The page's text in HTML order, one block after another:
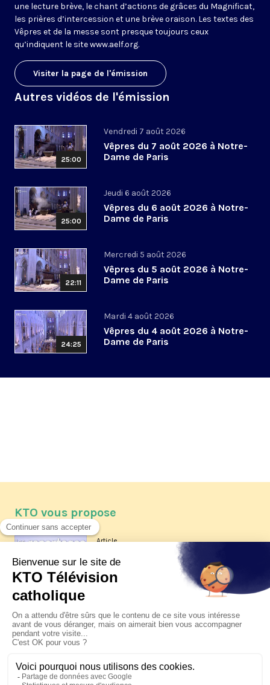
une lecture brève, le chant d’actions de grâces du Magnificat,
les prières d’intercession et une brève oraison. Les textes des
Vêpres et de la messe sont presque toujours ceux
qu’indiquent le sitewww.aelf.org.
Visiter la page de l'émission
Autres vidéos de l'émission
25:00
Vendredi 7 août 2026
Vêpres du 7 août 2026 à Notre-
Dame de Paris
25:00
Jeudi 6 août 2026
Vêpres du 6 août 2026 à Notre-
Dame de Paris
22:11
Mercredi 5 août 2026
Vêpres du 5 août 2026 à Notre-
Dame de Paris
24:25
Mardi 4 août 2026
Vêpres du 4 août 2026 à Notre-
Dame de Paris
KTO vous propose
Article
Les reportages d'été 2026 de KTO
La visite pastorale du pape Léon
XIV à Assise à suivre sur KTO le
jeudi 6 août
Le pape en Uruguay, Argentine et
Pérou du 6 au 17 novembre 2026